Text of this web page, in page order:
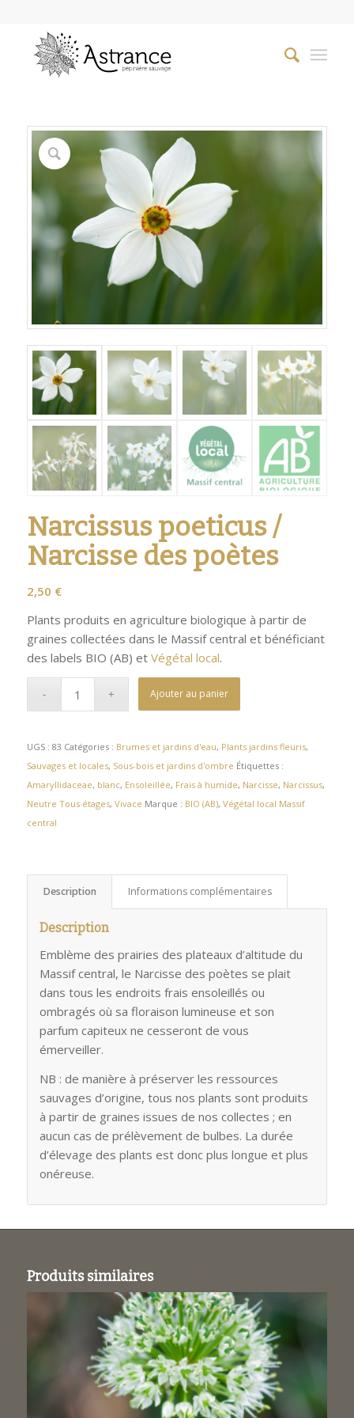
Narcissus poeticus /
Narcisse des poètes
2,50 €
Plants produits en agriculture biologique à partir de
graines collectées dans le Massif central et bénéficiant
des labels BIO (AB) et Végétal local.
Ajouter au panier
UGS : 83 Catégories : Brumes et jardins d'eau, Plants jardins fleuris,
Sauvages et locales, Sous-bois et jardins d'ombre Étiquettes :
Amaryllidaceae, blanc, Ensoleillée, Frais à humide, Narcisse, Narcissus,
Neutre Tous étages, Vivace Marque : BIO (AB), Végétal local Massif
central
Description Informations complémentaires
Description
Emblème des prairies des plateaux d’altitude du
Massif central, le Narcisse des poètes se plait
dans tous les endroits frais ensoleillés ou
ombragés où sa floraison lumineuse et son
parfum capiteux ne cesseront de vous
émerveiller.
NB : de manière à préserver les ressources
sauvages d’origine, tous nos plants sont produits
à partir de graines issues de nos collectes ; en
aucun cas de prélèvement de bulbes. La durée
d’élevage des plants est donc plus longue et plus
onéreuse.
Produits similaires